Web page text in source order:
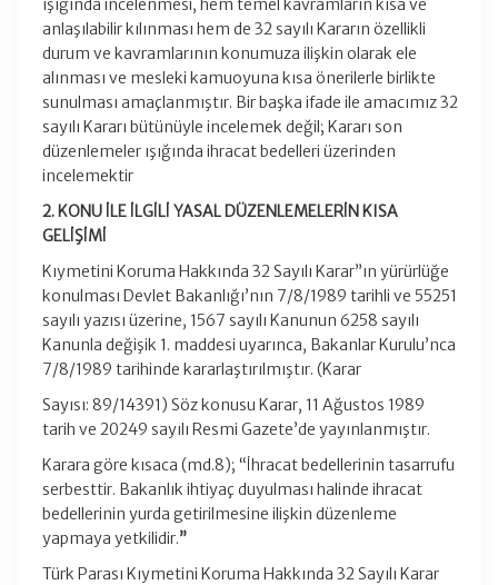
ışığında incelenmesi, hem temel kavramların kısa ve
anlaşılabilir kılınması hem de 32 sayılı Kararın özellikli
durum ve kavramlarının konumuza ilişkin olarak ele
alınması ve mesleki kamuoyuna kısa önerilerle birlikte
sunulması amaçlanmıştır. Bir başka ifade ile amacımız 32
sayılı Kararı bütünüyle incelemek değil; Kararı son
düzenlemeler ışığında ihracat bedelleri üzerinden
incelemektir
2. KONU İLE İLGİLİ YASAL DÜZENLEMELERİN KISA
GELİŞİMİ
Kıymetini Koruma Hakkında 32 Sayılı Karar”ın yürürlüğe
konulması Devlet Bakanlığı’nın 7/8/1989 tarihli ve 55251
sayılı yazısı üzerine, 1567 sayılı Kanunun 6258 sayılı
Kanunla değişik 1. maddesi uyarınca, Bakanlar Kurulu’nca
7/8/1989 tarihinde kararlaştırılmıştır. (Karar
Sayısı: 89/14391) Söz konusu Karar, 11 Ağustos 1989
tarih ve 20249 sayılı Resmi Gazete’de yayınlanmıştır.
Karara göre kısaca (md.8); “İhracat bedellerinin tasarrufu
serbesttir. Bakanlık ihtiyaç duyulması halinde ihracat
bedellerinin yurda getirilmesine ilişkin düzenleme
yapmaya yetkilidir.”
Türk Parası Kıymetini Koruma Hakkında 32 Sayılı Karar